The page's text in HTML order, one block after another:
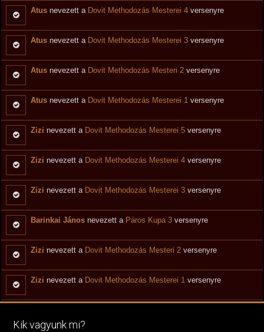
Atus nevezett a Dovit Methodozás Mesterei 4 versenyre
Atus nevezett a Dovit Methodozás Mesterei 3 versenyre
Atus nevezett a Dovit Methodozás Mesteri 2 versenyre
Atus nevezett a Dovit Methodozás Mesterei 1 versenyre
Zizi nevezett a Dovit Methodozás Mesterei 5 versenyre
Zizi nevezett a Dovit Methodozás Mesterei 4 versenyre
Zizi nevezett a Dovit Methodozás Mesterei 3 versenyre
Barinkai János nevezett a Páros Kupa 3 versenyre
Zizi nevezett a Dovit Methodozás Mesteri 2 versenyre
Zizi nevezett a Dovit Methodozás Mesterei 1 versenyre
Kik vagyunk mi?